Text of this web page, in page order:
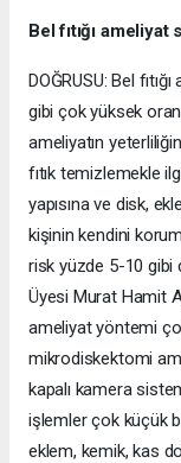
Bel fıtığı
DOĞRUSU: Bel
gibi çok yüksek
ameliyatın
fıtık temizlemekle
yapısına ve disk,
kişinin kendini
risk yüzde 5-10 gibi
Üyesi Murat Hamit
ameliyat yöntemi
mikrodiskektomi
kapalı kamera
işlemler çok küçük
eklem, kemik, kas